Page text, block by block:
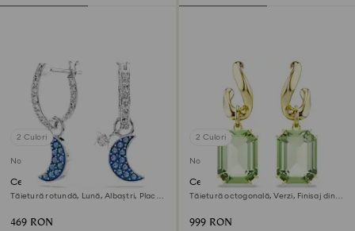
2 Culori
Nou
Cercei cu drop Symbolica
Tăietură rotundă, Lună, Albaștri, Placat
469 RON
2 Culori
Nou
Cercei cu drop Millenia
Tăietură octogonală, Verzi, Finisaj din
999 RON